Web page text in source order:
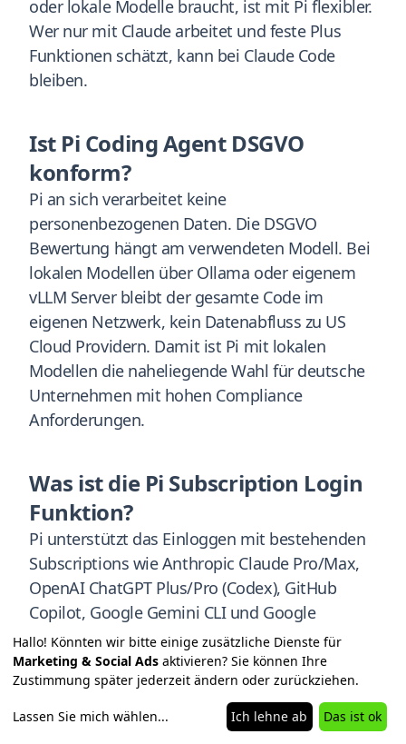
oder lokale Modelle braucht, ist mit Pi flexibler.
Wer nur mit Claude arbeitet und feste Plus
Funktionen schätzt, kann bei Claude Code
bleiben.
Ist Pi Coding Agent DSGVO
konform?
Pi an sich verarbeitet keine
personenbezogenen Daten. Die DSGVO
Bewertung hängt am verwendeten Modell. Bei
lokalen Modellen über Ollama oder eigenem
vLLM Server bleibt der gesamte Code im
eigenen Netzwerk, kein Datenabfluss zu US
Cloud Providern. Damit ist Pi mit lokalen
Modellen die naheliegende Wahl für deutsche
Unternehmen mit hohen Compliance
Anforderungen.
Was ist die Pi Subscription Login
Funktion?
Pi unterstützt das Einloggen mit bestehenden
Subscriptions wie Anthropic Claude Pro/Max,
OpenAI ChatGPT Plus/Pro (Codex), GitHub
Copilot, Google Gemini CLI und Google
Antigravity. Der Vorteil: Wer bereits zahlt, muss
keinen zusätzlichen API Key kaufen, sondern
nutzt die vorhandene Subscription direkt aus
dem Terminal.
Hallo! Könnten wir bitte einige zusätzliche Dienste für
Marketing & Social Ads aktivieren? Sie können Ihre
Zustimmung später jederzeit ändern oder zurückziehen.
Lassen Sie mich wählen... Ich lehne ab Das ist ok